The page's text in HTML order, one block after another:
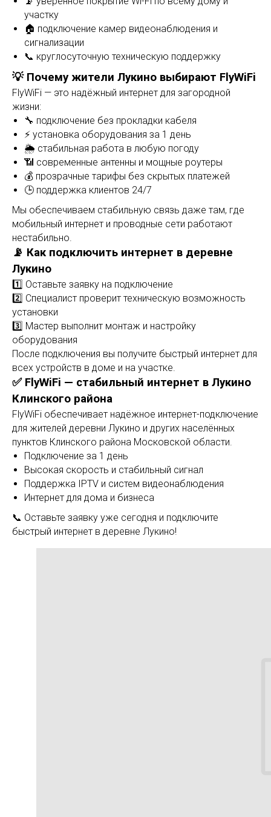
участку
🏠 подключение камер видеонаблюдения и
сигнализации
📞 круглосуточную техническую поддержку
💡 Почему жители Лукино выбирают FlyWiFi
FlyWiFi — это надёжный интернет для загородной
жизни:
🔧 подключение без прокладки кабеля
⚡ установка оборудования за 1 день
🌦 стабильная работа в любую погоду
📶 современные антенны и мощные роутеры
💰 прозрачные тарифы без скрытых платежей
🕒 поддержка клиентов 24/7
Мы обеспечиваем стабильную связь даже там, где
мобильный интернет и проводные сети работают
нестабильно.
📡 Как подключить интернет в деревне
Лукино
1️⃣ Оставьте заявку на подключение
2️⃣ Специалист проверит техническую возможность
установки
3️⃣ Мастер выполнит монтаж и настройку
оборудования
После подключения вы получите быстрый интернет для
всех устройств в доме и на участке.
✅ FlyWiFi — стабильный интернет в Лукино
Клинского района
FlyWiFi обеспечивает надёжное интернет-подключение
для жителей деревни Лукино и других населённых
пунктов Клинского района Московской области.
Подключение за 1 день
Высокая скорость и стабильный сигнал
Поддержка IPTV и систем видеонаблюдения
Интернет для дома и бизнеса
📞 Оставьте заявку уже сегодня и подключите
быстрый интернет в деревне Лукино!